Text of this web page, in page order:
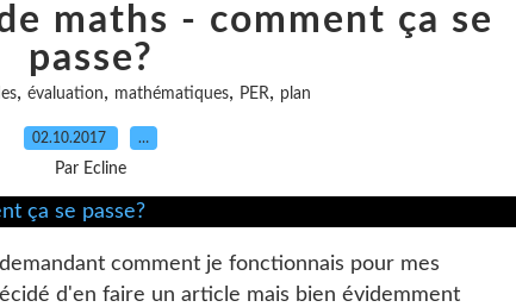
maths - comment ça se
passe?
, évaluation, mathématiques, PER, plan
02.10.2017 …
Par Ecline
comment je fonctionnais pour mes
d'en faire un article mais bien évidemment